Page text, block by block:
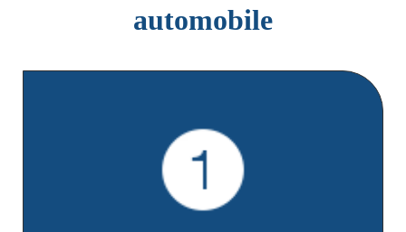
automobile
pièces complémentaires (copies documents tiers, PV de
police en cas de vol et/ou dommages corporels,
attestation de la protection civile en cas d'incendie)